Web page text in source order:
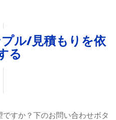
ル/見積もりを依
る
すか？下のお問い合わせボタ